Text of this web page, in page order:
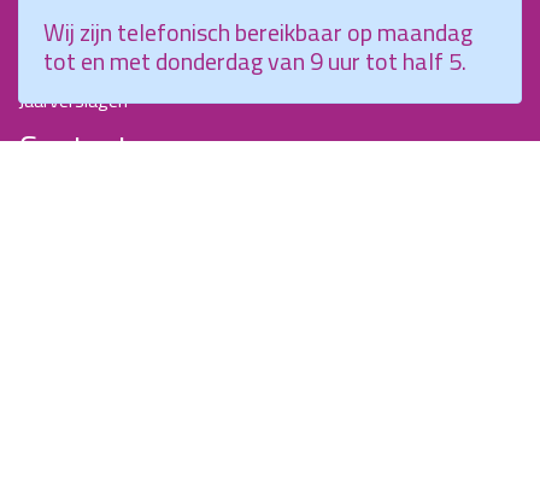
Nieuwsbrieven
KCKZ-specials
Jaarverslagen
Contact
Wij zijn telefonisch bereikbaar op maandag
tot en met donderdag van 9 uur tot half 5.